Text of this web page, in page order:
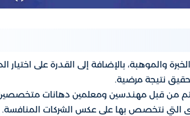
والموهبة، بالإضافة إلى القدرة على اختيار
نتيجة مرضية.
من قبل مهندسين ومعلمين دهانات متخصصين
التي نتخصص بها على عكس الشركات المنافسة.